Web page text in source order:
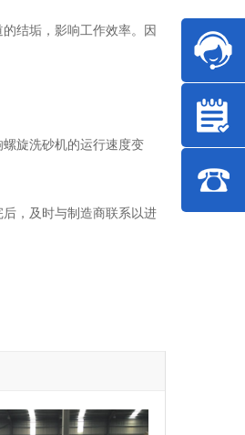
结垢，影响工作效率。因
旋洗砂机的运行速度变
，及时与制造商联系以进